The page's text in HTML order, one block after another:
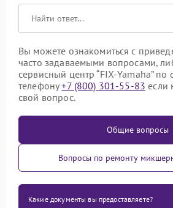
Вы можете ознакомиться с
часто задаваемыми вопросами,
сервисный центр “FIX-Yamaha”
телефону+7 (800) 301-55-83 если
свой вопрос.
Общие вопросы
Вопросы по ремонту
Какие документы вы предоставляете?